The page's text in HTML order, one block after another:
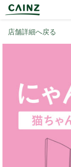
店舗詳細へ戻る